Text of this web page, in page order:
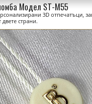
Модел ST-M55
3D отпечатъци,
страни.